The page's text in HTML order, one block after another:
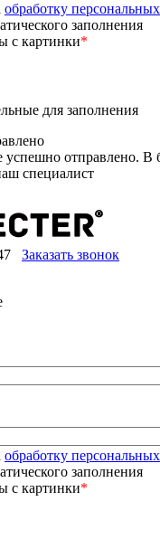
обработку
заполнения
с картинки*
для заполнения
отправлено. В
специалист
Заказать звонок
обработку
заполнения
с картинки*